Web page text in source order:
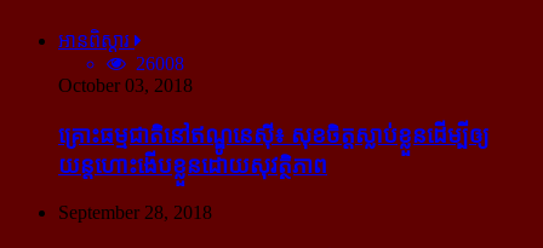
អានពិស្ដារ
26008
October 03, 2018
គ្រោះធម្មជាតិនៅឥណ្ឌូនេស៊ី៖ សុខចិត្ត​ស្លាប់​ខ្លួន​ដើម្បី​ឲ្យ​
យន្ដហោះ​ងើប​ខ្លួន​ដោយ​សុវត្ថិភាព
September 28, 2018